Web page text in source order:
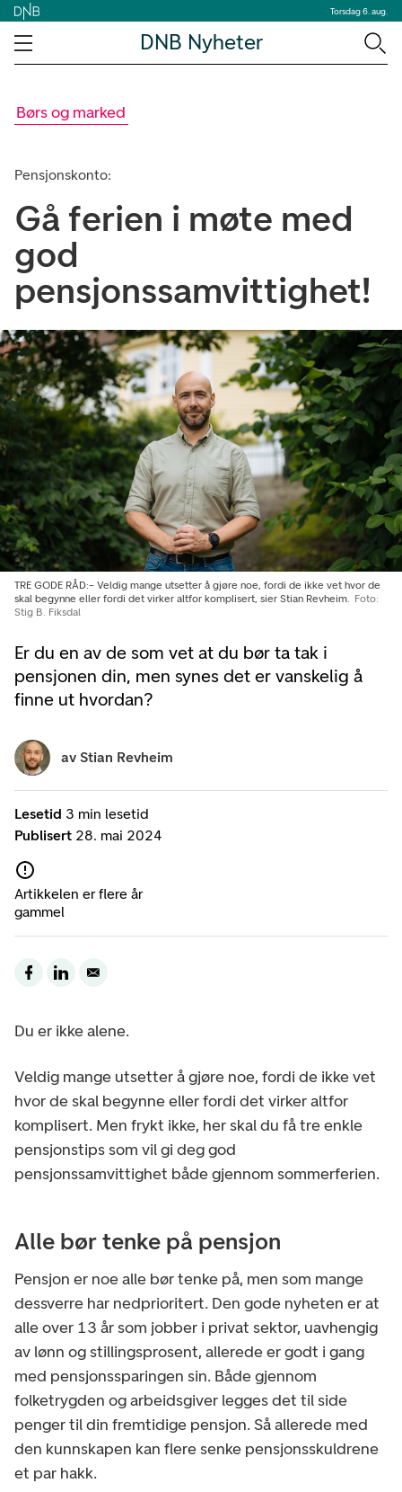
Torsdag 6. aug.
DNB Nyheter
Børs og marked
Pensjonskonto:
Gå ferien i møte med
god
pensjonssamvittighet!
Er du en av de som vet at du bør ta tak i
pensjonen din, men synes det er vanskelig å
finne ut hvordan?
TRE GODE RÅD:– Veldig mange utsetter å gjøre noe, fordi de ikke vet hvor de
skal begynne eller fordi det virker altfor komplisert, sier Stian Revheim.
Foto:
Stig B. Fiksdal
Lesetid 3 min lesetid
Publisert 28. mai 2024
Artikkelen er flere år
gammel
av Stian Revheim
Du er ikke alene.
Veldig mange utsetter å gjøre noe, fordi de ikke vet
hvor de skal begynne eller fordi det virker altfor
komplisert. Men frykt ikke, her skal du få tre enkle
pensjonstips som vil gi deg god
pensjonssamvittighet både gjennom sommerferien.
Alle bør tenke på pensjon
Pensjon er noe alle bør tenke på, men som mange
dessverre har nedprioritert. Den gode nyheten er at
alle over 13 år som jobber i privat sektor, uavhengig
av lønn og stillingsprosent, allerede er godt i gang
med pensjonssparingen sin. Både gjennom
folketrygden og arbeidsgiver legges det til side
penger til din fremtidige pensjon. Så allerede med
den kunnskapen kan flere senke pensjonsskuldrene
et par hakk.